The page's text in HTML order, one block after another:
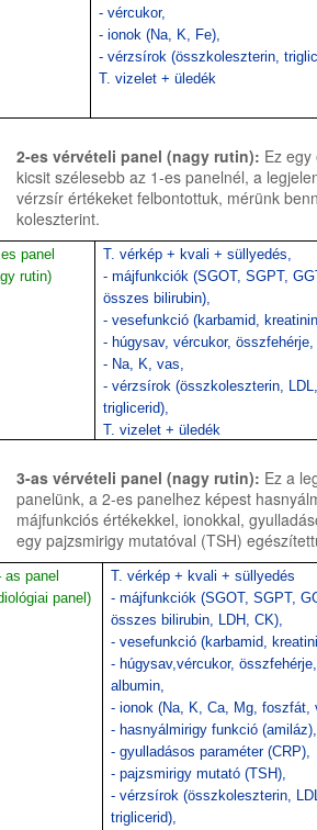
- vércukor,
- ionok (Na, K, Fe),
- vérzsírok (összkoleszterin,
T. vizelet + üledék
2-es vérvételi panel (nagy rutin): Ez
kicsit szélesebb az 1-es panelnél, a
vérzsír értékeket felbontottuk, mérünk
koleszterint.
panel
rutin)
T. vérkép + kvali + süllyedés,
- májfunkciók (SGOT, SGPT,
összes bilirubin),
- vesefunkció (karbamid,
- húgysav, vércukor, összfehérje,
- Na, K, vas,
- vérzsírok (összkoleszterin,
triglicerid),
T. vizelet + üledék
3-as vérvételi panel (nagy rutin): Ez a
panelünk, a 2-es panelhez képest
májfunkciós értékekkel, ionokkal,
egy pajzsmirigy mutatóval (TSH)
as panel
panel)
T. vérkép + kvali + süllyedés
- májfunkciók (SGOT, SGPT,
összes bilirubin, LDH, CK),
- vesefunkció (karbamid,
- húgysav,vércukor, összfehérje,
albumin,
- ionok (Na, K, Ca, Mg, foszfát,
- hasnyálmirigy funkció (amiláz),
- gyulladásos paraméter (CRP),
- pajzsmirigy mutató (TSH),
- vérzsírok (összkoleszterin,
triglicerid),